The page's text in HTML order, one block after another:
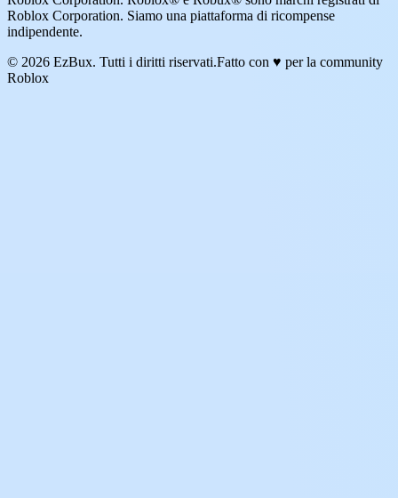
Roblox Corporation. Siamo una piattaforma di ricompense
indipendente.
© 2026 EzBux. Tutti i diritti riservati.Fatto con ♥ per la community
Roblox